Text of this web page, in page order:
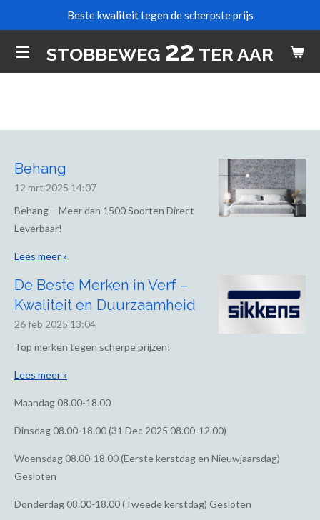
naar
de
STOBBEWEG 22 TER AAR
Beste kwaliteit tegen de scherpste prijs
Behang
12 mrt 2025 14:07
Behang – Meer dan 1500 Soorten Direct
Leverbaar!
Lees meer »
De Beste Merken in Verf –
Kwaliteit en Duurzaamheid
26 feb 2025 13:04
Top merken tegen scherpe prijzen!
Lees meer »
Maandag08.00-18.00
Dinsdag08.00-18.00 (31 Dec 2025 08.00-12.00)
Woensdag08.00-18.00 (Eerste kerstdag en Nieuwjaarsdag)
Gesloten
Donderdag08.00-18.00 (Tweede kerstdag) Gesloten